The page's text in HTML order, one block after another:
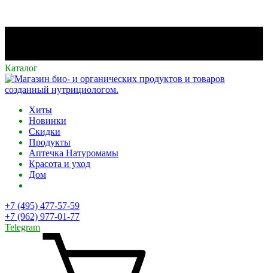
Каталог
Хиты
Новинки
Скидки
Продукты
Аптечка Натуромамы
Красота и уход
Дом
+7 (495) 477-57-59
+7 (962) 977-01-77
Telegram